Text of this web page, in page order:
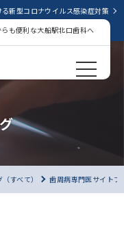
新型コロナウイルス感染症対策
も便利な大船駅北口歯科へ
すべて） 歯周病専門医サイトブ